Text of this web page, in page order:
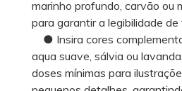
marinho profundo, carvão ou
para garantir a legibilidade
● Insira cores
aqua suave, sálvia ou
doses mínimas para